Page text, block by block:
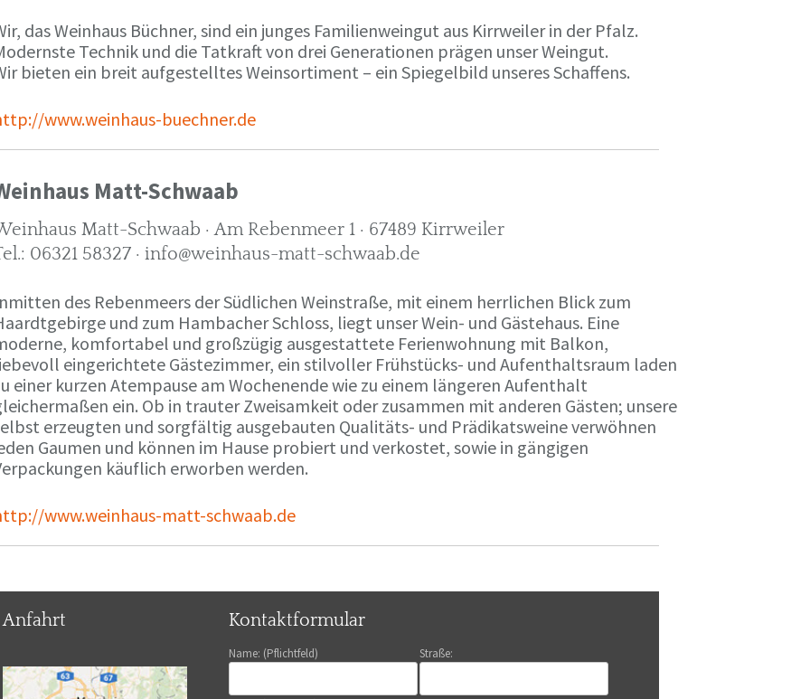
das Weinhaus Büchner, sind ein junges Familienweingut aus Kirrweiler in der Pfalz.
Technik und die Tatkraft von drei Generationen prägen unser Weingut.
bieten ein breit aufgestelltes Weinsortiment – ein Spiegelbild unseres Schaffens.
www.weinhaus-buechner.de
Matt-Schwaab
Matt-Schwaab · Am Rebenmeer 1 · 67489 Kirrweiler
06321 58327 · info@weinhaus-matt-schwaab.de
des Rebenmeers der Südlichen Weinstraße, mit einem herrlichen Blick zum
und zum Hambacher Schloss, liegt unser Wein- und Gästehaus. Eine
komfortabel und großzügig ausgestattete Ferienwohnung mit Balkon,
eingerichtete Gästezimmer, ein stilvoller Frühstücks- und Aufenthaltsraum laden
einer kurzen Atempause am Wochenende wie zu einem längeren Aufenthalt
ein. Ob in trauter Zweisamkeit oder zusammen mit anderen Gästen; unsere
erzeugten und sorgfältig ausgebauten Qualitäts- und Prädikatsweine verwöhnen
Gaumen und können im Hause probiert und verkostet, sowie in gängigen
käuflich erworben werden.
www.weinhaus-matt-schwaab.de
Anfahrt Kontaktformular
Name: (Pflichtfeld) Straße: